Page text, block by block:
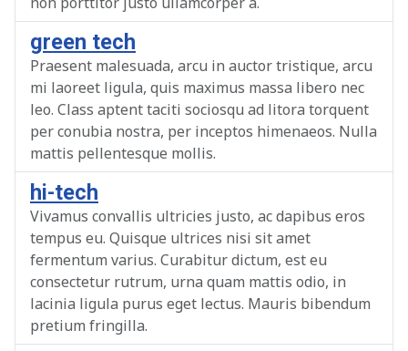
green tech
Praesent malesuada, arcu in auctor tristique, arcu
mi laoreet ligula, quis maximus massa libero nec
leo. Class aptent taciti sociosqu ad litora torquent
per conubia nostra, per inceptos himenaeos. Nulla
mattis pellentesque mollis.
hi-tech
Vivamus convallis ultricies justo, ac dapibus eros
tempus eu. Quisque ultrices nisi sit amet
fermentum varius. Curabitur dictum, est eu
consectetur rutrum, urna quam mattis odio, in
lacinia ligula purus eget lectus. Mauris bibendum
pretium fringilla.